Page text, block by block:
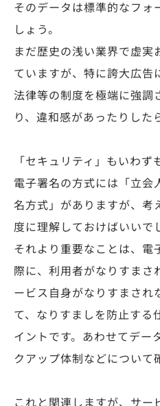
そのデータは標準的なフォ
しょう。
まだ歴史の浅い業界で虚実
ていますが、特に誇大広告
法律等の制度を極端に強調
り、違和感があったりした
「セキュリティ」もいわず
電子署名の方式には「立会
名方式」がありますが、考
度に理解しておけばいいで
それより重要なことは、電
際に、利用者がなりすまさ
ービス自身がなりすまされ
て、なりすましを防止する
イントです。あわせてデー
クアップ体制などについて
これと関連しますが、サー